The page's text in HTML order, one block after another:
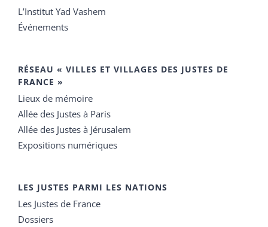
L’Institut Yad Vashem
Événements
RÉSEAU « VILLES ET VILLAGES DES JUSTES DE
FRANCE »
Lieux de mémoire
Allée des Justes à Paris
Allée des Justes à Jérusalem
Expositions numériques
LES JUSTES PARMI LES NATIONS
Les Justes de France
Dossiers